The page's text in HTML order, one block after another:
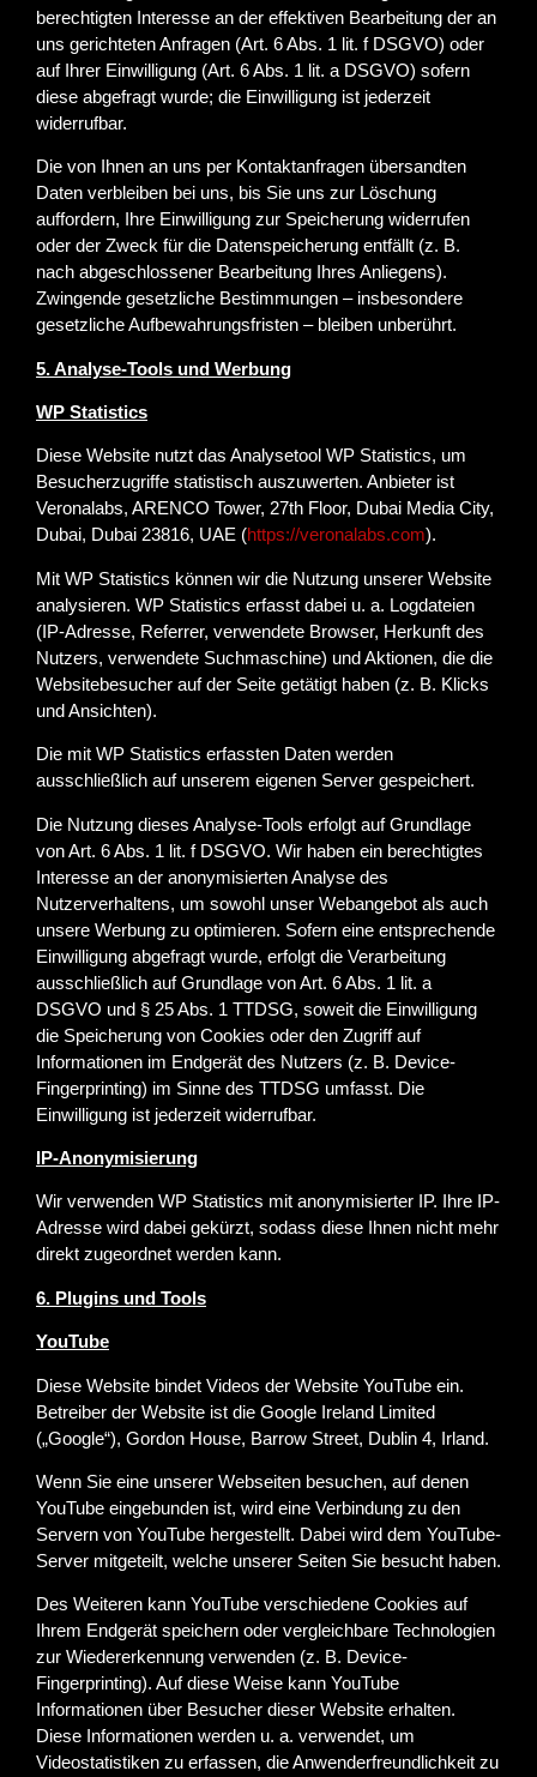
berechtigten Interesse an der effektiven Bearbeitung der an
uns gerichteten Anfragen (Art. 6 Abs. 1 lit. f DSGVO) oder
auf Ihrer Einwilligung (Art. 6 Abs. 1 lit. a DSGVO) sofern
diese abgefragt wurde; die Einwilligung ist jederzeit
widerrufbar.
Die von Ihnen an uns per Kontaktanfragen übersandten
Daten verbleiben bei uns, bis Sie uns zur Löschung
auffordern, Ihre Einwilligung zur Speicherung widerrufen
oder der Zweck für die Datenspeicherung entfällt (z. B.
nach abgeschlossener Bearbeitung Ihres Anliegens).
Zwingende gesetzliche Bestimmungen – insbesondere
gesetzliche Aufbewahrungsfristen – bleiben unberührt.
5. Analyse-Tools und Werbung
WP Statistics
Diese Website nutzt das Analysetool WP Statistics, um
Besucherzugriffe statistisch auszuwerten. Anbieter ist
Veronalabs, ARENCO Tower, 27th Floor, Dubai Media City,
Dubai, Dubai 23816, UAE (https://veronalabs.com).
Mit WP Statistics können wir die Nutzung unserer Website
analysieren. WP Statistics erfasst dabei u. a. Logdateien
(IP-Adresse, Referrer, verwendete Browser, Herkunft des
Nutzers, verwendete Suchmaschine) und Aktionen, die die
Websitebesucher auf der Seite getätigt haben (z. B. Klicks
und Ansichten).
Die mit WP Statistics erfassten Daten werden
ausschließlich auf unserem eigenen Server gespeichert.
Die Nutzung dieses Analyse-Tools erfolgt auf Grundlage
von Art. 6 Abs. 1 lit. f DSGVO. Wir haben ein berechtigtes
Interesse an der anonymisierten Analyse des
Nutzerverhaltens, um sowohl unser Webangebot als auch
unsere Werbung zu optimieren. Sofern eine entsprechende
Einwilligung abgefragt wurde, erfolgt die Verarbeitung
ausschließlich auf Grundlage von Art. 6 Abs. 1 lit. a
DSGVO und § 25 Abs. 1 TTDSG, soweit die Einwilligung
die Speicherung von Cookies oder den Zugriff auf
Informationen im Endgerät des Nutzers (z. B. Device-
Fingerprinting) im Sinne des TTDSG umfasst. Die
Einwilligung ist jederzeit widerrufbar.
IP-Anonymisierung
Wir verwenden WP Statistics mit anonymisierter IP. Ihre IP-
Adresse wird dabei gekürzt, sodass diese Ihnen nicht mehr
direkt zugeordnet werden kann.
6. Plugins und Tools
YouTube
Diese Website bindet Videos der Website YouTube ein.
Betreiber der Website ist die Google Ireland Limited
(„Google“), Gordon House, Barrow Street, Dublin 4, Irland.
Wenn Sie eine unserer Webseiten besuchen, auf denen
YouTube eingebunden ist, wird eine Verbindung zu den
Servern von YouTube hergestellt. Dabei wird dem YouTube-
Server mitgeteilt, welche unserer Seiten Sie besucht haben.
Des Weiteren kann YouTube verschiedene Cookies auf
Ihrem Endgerät speichern oder vergleichbare Technologien
zur Wiedererkennung verwenden (z. B. Device-
Fingerprinting). Auf diese Weise kann YouTube
Informationen über Besucher dieser Website erhalten.
Diese Informationen werden u. a. verwendet, um
Videostatistiken zu erfassen, die Anwenderfreundlichkeit zu